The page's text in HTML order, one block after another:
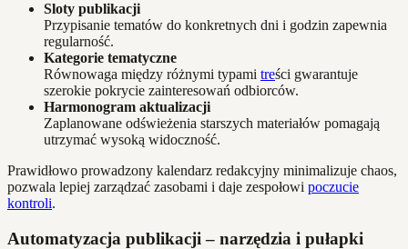
Sloty publikacji
Przypisanie tematów do konkretnych dni i godzin zapewnia
regularność.
Kategorie tematyczne
Równowaga między różnymi typami treści gwarantuje
szerokie pokrycie zainteresowań odbiorców.
Harmonogram aktualizacji
Zaplanowane odświeżenia starszych materiałów pomagają
utrzymać wysoką widoczność.
Prawidłowo prowadzony kalendarz redakcyjny minimalizuje chaos,
pozwala lepiej zarządzać zasobami i daje zespołowi poczucie
kontroli.
Automatyzacja publikacji – narzędzia i pułapki